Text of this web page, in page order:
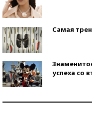
Самая
успеха со